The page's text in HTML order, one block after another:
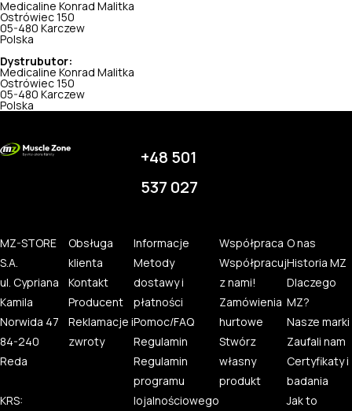
Medicaline Konrad Malitka
Ostrówiec 150
05-480 Karczew
Polska
Dystrubutor:
Medicaline Konrad Malitka
Ostrówiec 150
05-480 Karczew
Polska
+48 501
537 027
MZ-STORE
S.A.
ul. Cypriana
Kamila
Norwida 47
84-240
Reda
KRS:
Obsługa
klienta
Kontakt
Producent
Reklamacje i
zwroty
Informacje
Metody
dostawy i
płatności
Pomoc/FAQ
Regulamin
Regulamin
programu
lojalnościowego
Współpraca
Współpracuj
z nami!
Zamówienia
hurtowe
Stwórz
własny
produkt
O nas
Historia MZ
Dlaczego
MZ?
Nasze marki
Zaufali nam
Certyfikaty i
badania
Jak to